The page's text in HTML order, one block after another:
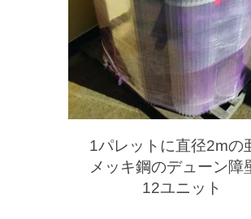
1パレットに直径2mの
メッキ鋼のデューン障
12ユニット